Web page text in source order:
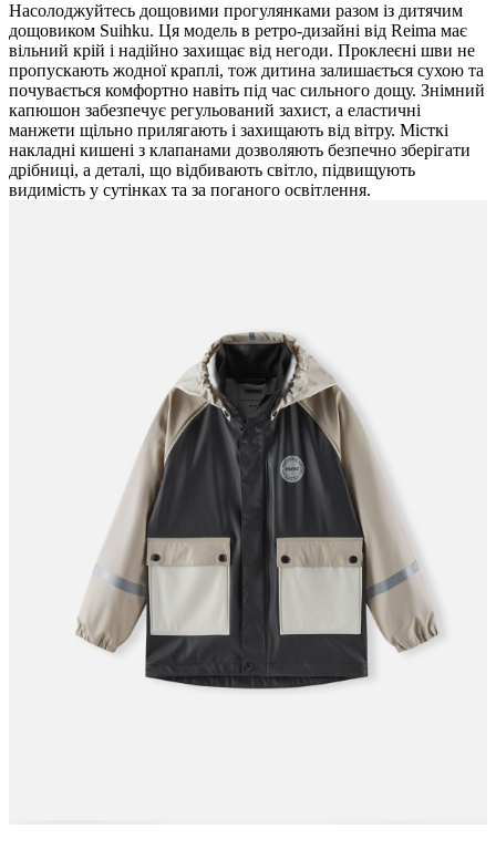
Насолоджуйтесь дощовими прогулянками разом із дитячим
дощовиком Suihku. Ця модель в ретро-дизайні від Reima має
вільний крій і надійно захищає від негоди. Проклеєні шви не
пропускають жодної краплі, тож дитина залишається сухою та
почувається комфортно навіть під час сильного дощу. Знімний
капюшон забезпечує регульований захист, а еластичні
манжети щільно прилягають і захищають від вітру. Місткі
накладні кишені з клапанами дозволяють безпечно зберігати
дрібниці, а деталі, що відбивають світло, підвищують
видимість у сутінках та за поганого освітлення.